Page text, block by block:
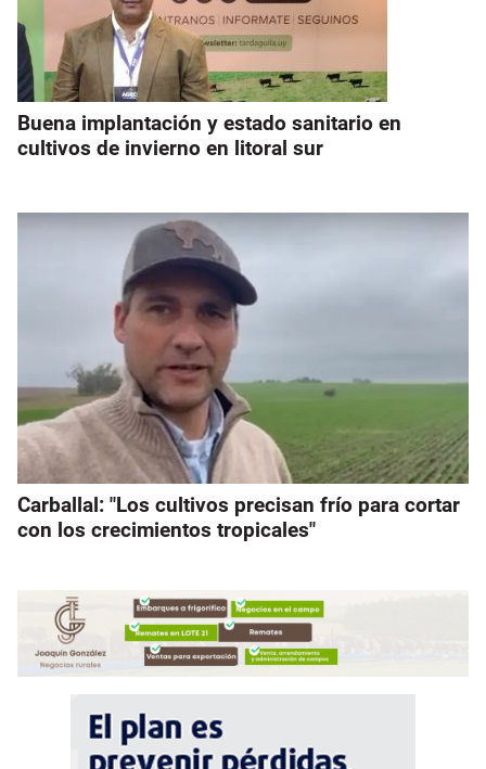
Buena implantación y estado sanitario en
cultivos de invierno en litoral sur
Carballal: "Los cultivos precisan frío para cortar
con los crecimientos tropicales"